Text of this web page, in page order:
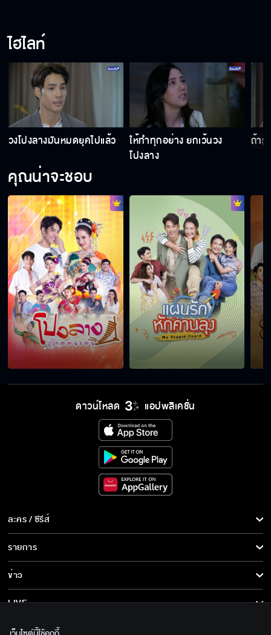
ปั้นเรื่องโกหกทำร้ายลูก
ทำไมต้องใช้ความรุนแรง
จะให้เรียกพ่อได้ยังไง
แค่นี้ก็หลงจะแย่อยู่แล้ว
หมาที่รอวันแว้งกัด จะเลี้ยงไว้ทำไม
พ่อจำเป็นต้องโกหกเพื่อความปลอดภัย
ขอโทษที่ต้องโกหก
ไฮไลท์
วงโปงลางมันหมดยุคไปแล้ว
ให้ทำทุกอย่าง ยกเว้นวง
โปงลาง
ถ้ารู้
คุณน่าจะชอบ
ดาวน์โหลด แอปพลิเคชั่น
ละคร / ซีรีส์
ละคร/ซีรีส์
ซีรีส์นานาชาติ
การ์ตูน & เกม
รายการ
รายการทั้งหมด
ข่าว
ข่าวทั้งหมด
LIVE
เกี่ยวกับเรา